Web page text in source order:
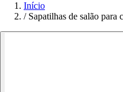
Início
/ Sapatilhas de salão